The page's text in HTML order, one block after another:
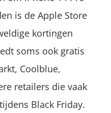
is de Apple Store
kortingen
soms ook gratis
Coolblue,
retailers die vaak
Black Friday.